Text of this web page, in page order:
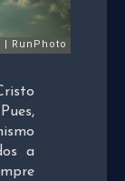
a